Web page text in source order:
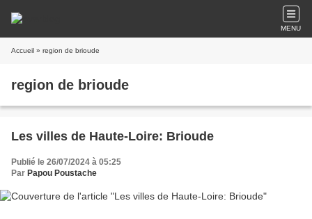
MENU
Accueil » region de brioude
region de brioude
Les villes de Haute-Loire: Brioude
Publié le 26/07/2024 à 05:25
Par Papou Poustache